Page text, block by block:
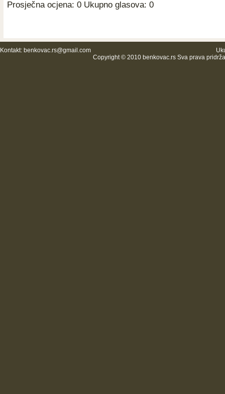
Prosječna ocjena: 0 Ukupno glasova: 0
Kontakt: benkovac.rs@gmail.com
Copyright © 2010 benkovac.rs Sva prava